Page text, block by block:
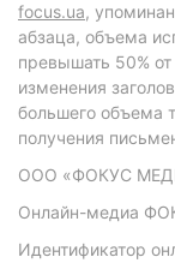
focus.ua,
абзаца, объема
превышать 50%
изменения
большего объема
получения
ООО «ФОКУС
Онлайн-медиа
Идентификатор